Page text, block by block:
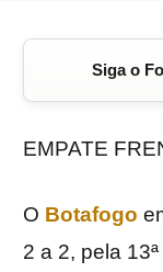
Siga o
EMPATE
O Botafogo
2 a 2, pela